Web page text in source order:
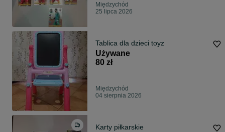
Międzychód
25 lipca 2026
Tablica dla dzieci toyz
Używane
80 zł
Międzychód
04 sierpnia 2026
Karty piłkarskie